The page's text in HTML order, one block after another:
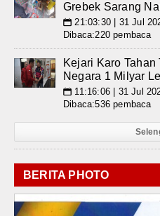
Grebek Sarang
📅 21:03:30 | 31 Jul
Dibaca:220 pembaca
Kejari Karo
Negara 1 Milyar
📅 11:16:06 | 31 Jul
Dibaca:536 pembaca
BERITA PHOTO